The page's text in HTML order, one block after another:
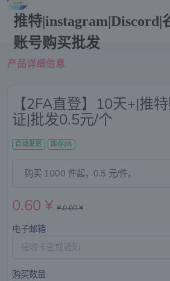
推特|instagram|Discord|
账号购买批发
产品详细信息
【2FA直登】10天+|推
证|批发0.5元/个
自动发货 库存(0)
购买 1000 件起，0.5 元/件。
0.60 ¥ ¥ 0.00 ¥
电子邮箱
购买数量